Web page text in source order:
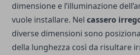
dimensione e l’illuminazione
vuole installare. Nel cassero
diverse dimensioni sono
della lunghezza così da risultare